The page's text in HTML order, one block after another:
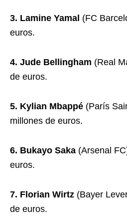
3. Lamine Yamal (FC
euros.
4. Jude Bellingham (Real
de euros.
5. Kylian Mbappé (París
millones de euros.
6. Bukayo Saka (Arsenal
euros.
7. Florian Wirtz (Bayer
de euros.